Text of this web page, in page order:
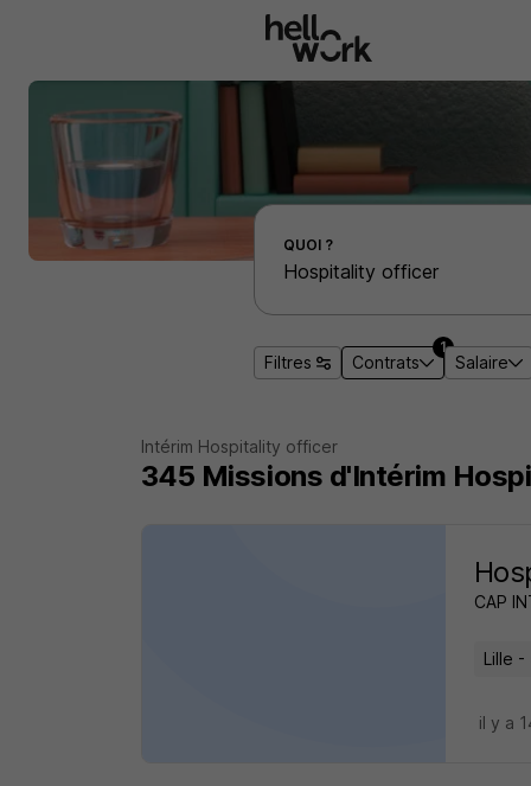
Effectuer une recherche d'emploi par localité
QUOI ?
Filtres Contrats
1
Salaire
Intérim Hospitality officer
345 Missions d'Intérim
CAP
Lille -
il y a